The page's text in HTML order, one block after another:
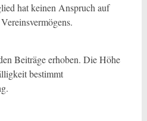
hat keinen Anspruch auf
Beiträge erhoben. Die Höhe
bestimmt